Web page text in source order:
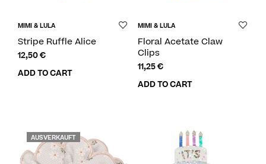
MIMI & LULA
Stripe Ruffle Alice
12,50€
ADD TO CART
MIMI & LULA
Floral Acetate Claw
Clips
11,25€
ADD TO CART
AUSVERKAUFT